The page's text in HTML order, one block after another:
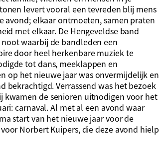
levert vooral een tevreden blij mens
avond; elkaar ontmoeten, samen praten
met elkaar. De Hengeveldse band
waarbij de bandleden een
door heel herkenbare muziek te
tot dans, meeklappen en
op het nieuwe jaar was onvermijdelijk en
bekrachtigd. Verrassend was het bezoek
kwamen de senioren uitnodigen voor het
carnaval. Al met al een avond waar
start van het nieuwe jaar voor de
Norbert Kuipers, die deze avond hielp